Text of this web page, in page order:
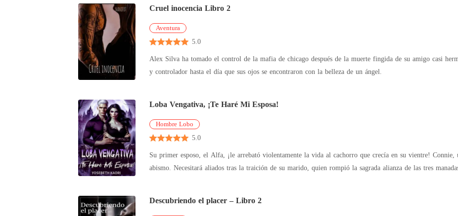
Cruel inocencia Libro 2
Aventura
5.0
Alex Silva ha tomado el control de la mafia de chicago después de la muerte fingida de su amigo casi
y controlador hasta el día que sus ojos se encontraron con la belleza de un ángel.
Loba Vengativa, ¡Te Haré Mi Esposa!
Hombre Lobo
5.0
Su primer esposo, el Alfa, ¡le arrebató violentamente la vida al cachorro que crecía en su vientre! Connie, una loba híbrida, se encuentra al borde del
abismo. Necesitará aliados tras la traición de su marido, quien rompió la sagrada alianza de las tres
Descubriendo el placer – Libro 2